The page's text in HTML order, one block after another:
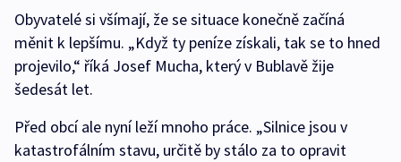
Obyvatelé si všímají, že se situace konečně začíná
měnit k lepšímu. „Když ty peníze získali, tak se to hned
projevilo,“ říká Josef Mucha, který v Bublavě žije
šedesát let.
Před obcí ale nyní leží mnoho práce. „Silnice jsou v
katastrofálním stavu, určitě by stálo za to opravit